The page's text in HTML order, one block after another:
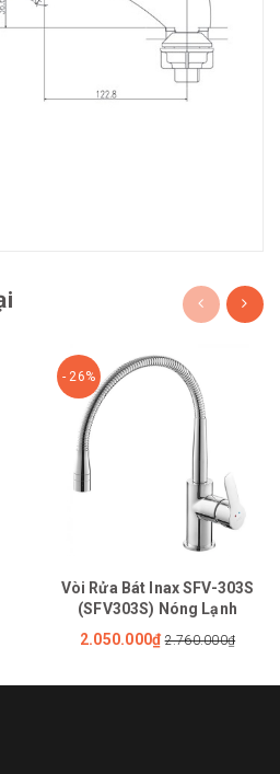
- 26%
Vòi Rửa Bát Inax SFV-303S
(SFV303S) Nóng Lạnh
2.050.000₫ 2.760.000₫